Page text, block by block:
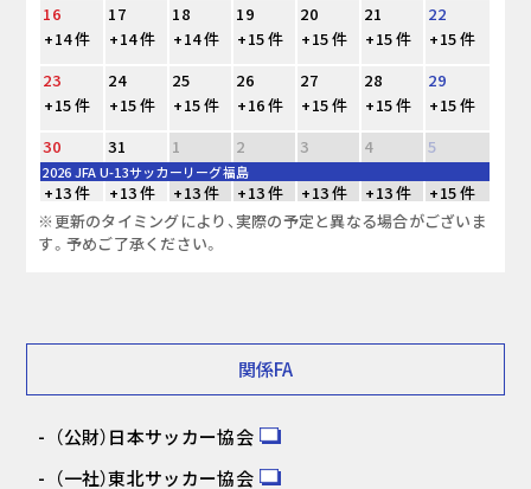
16
17 18 19 20 21
22
+14 件
+14 件 +14 件 +15 件 +15 件 +15 件
+15 件
23
24 25 26 27 28
29
+15 件
+15 件 +15 件 +16 件 +15 件 +15 件
+15 件
30
31 1 2 3 4 5
2026 JFA U-13サッカーリーグ福島
+13 件 +13 件 +13 件 +13 件 +13 件 +13 件
+15 件
※更新のタイミングにより、実際の予定と異なる場合がございま
す。予めご了承ください。
関係FA
（公財）日本サッカー協会
（一社）東北サッカー協会